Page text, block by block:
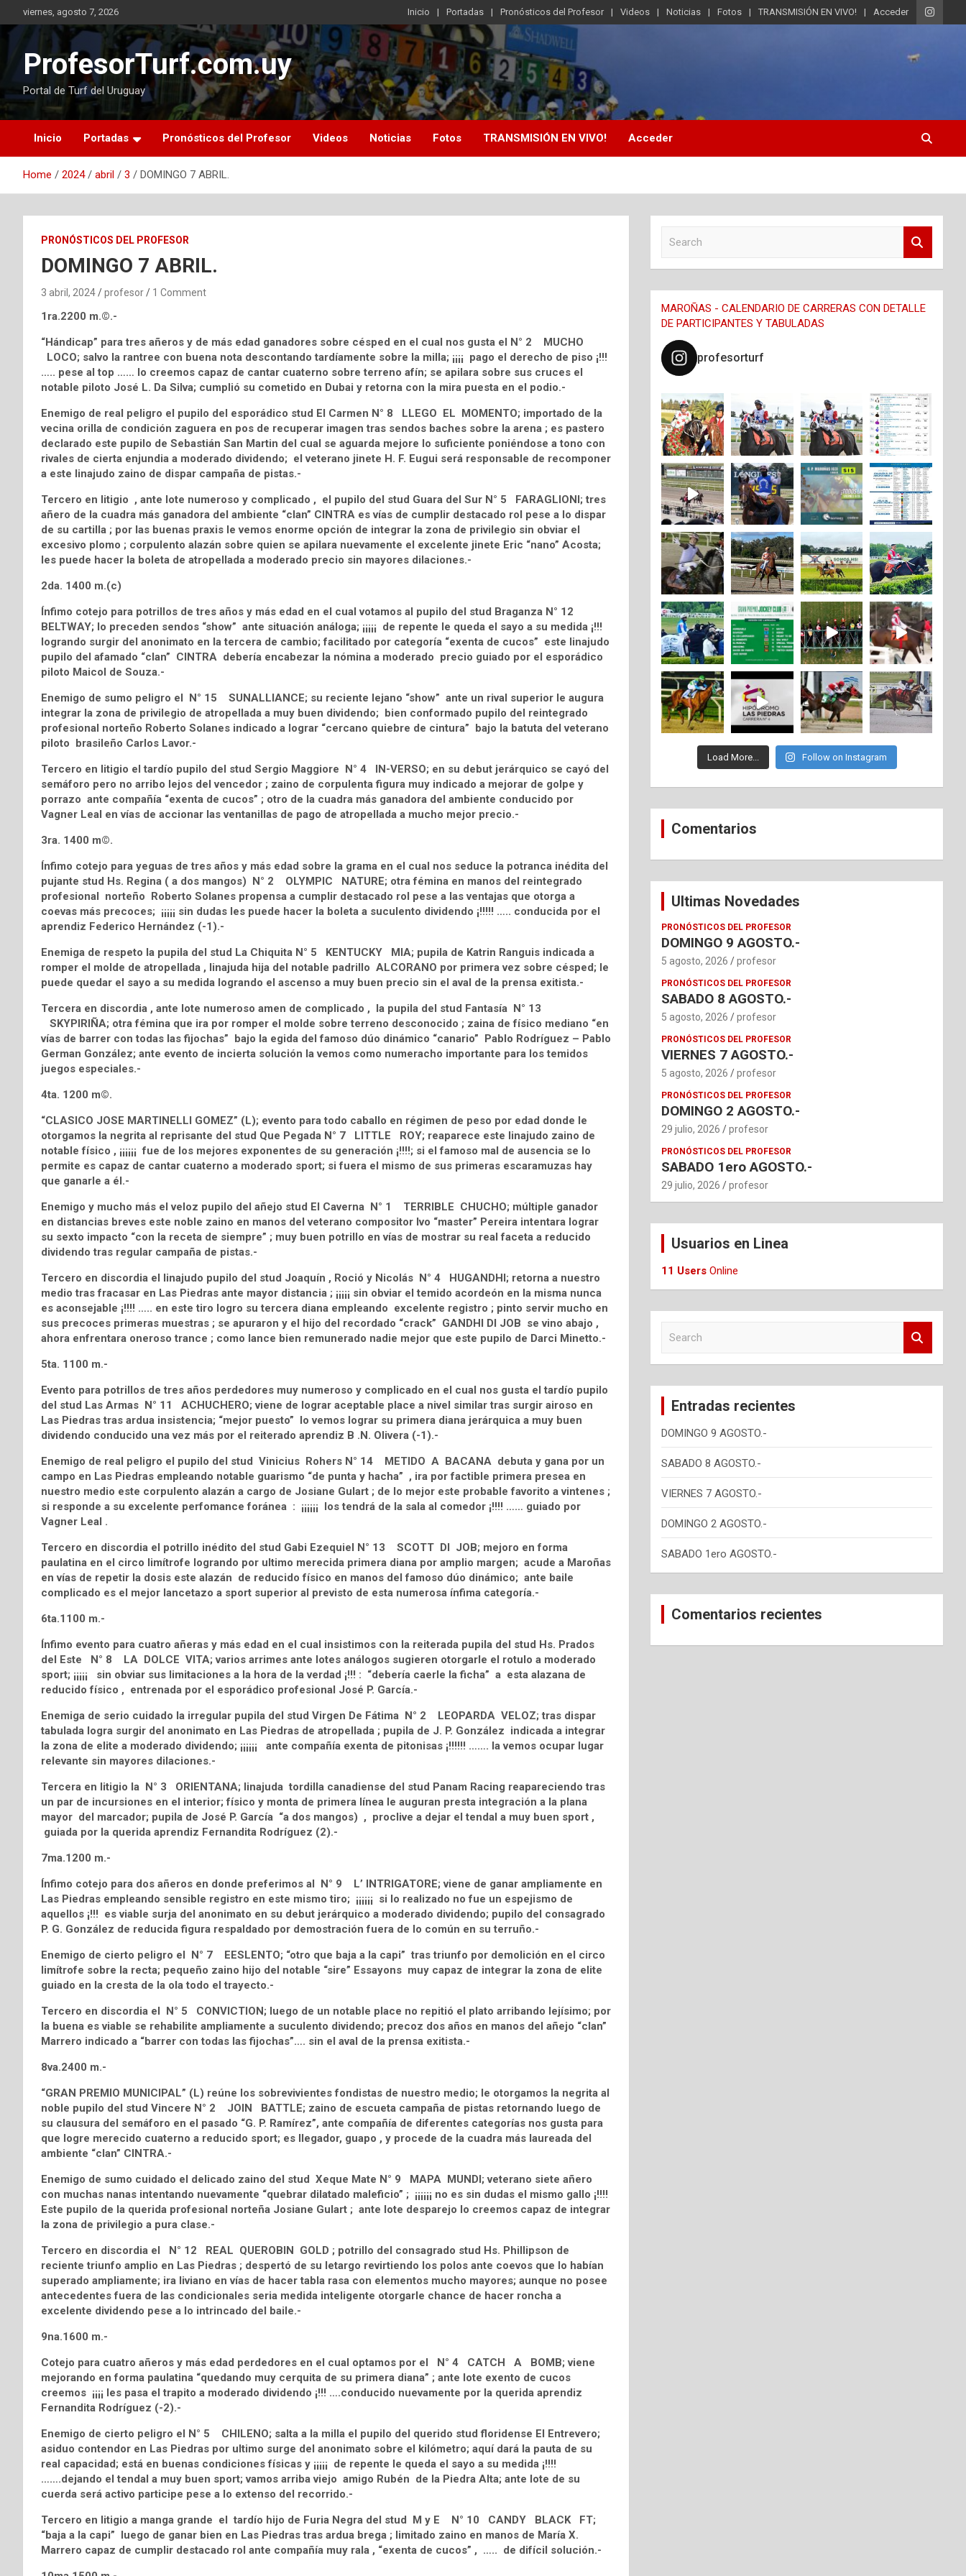
to
content
viernes, agosto 7, 2026 Inicio Portadas Pronósticos del Profesor Videos Noticias Fotos TRANSMISIÓN EN VIVO! Acceder
ProfesorTurf.com.uy
Portal de Turf del Uruguay
Inicio Portadas Pronósticos del Profesor Videos Noticias Fotos TRANSMISIÓN EN VIVO! Acceder
Home 2024 abril 3 DOMINGO 7 ABRIL.
PRONÓSTICOS DEL PROFESOR
DOMINGO 7 ABRIL.
3 abril, 2024 profesor 1 Comment
1ra.2200 m.©.-
“Hándicap” para tres añeros y de más edad ganadores sobre césped en el cual nos gusta el N° 2 MUCHO
LOCO; salvo la rantree con buena nota descontando tardíamente sobre la milla; ¡¡¡¡ pago el derecho de piso ¡!!!
….. pese al top …… lo creemos capaz de cantar cuaterno sobre terreno afín; se apilara sobre sus cruces el
notable piloto José L. Da Silva; cumplió su cometido en Dubai y retorna con la mira puesta en el podio.-
Enemigo de real peligro el pupilo del esporádico stud El Carmen N° 8 LLEGO EL MOMENTO; importado de la
vecina orilla de condición zaguera en pos de recuperar imagen tras sendos baches sobre la arena ; es pastero
declarado este pupilo de Sebastián San Martin del cual se aguarda mejore lo suficiente poniéndose a tono con
rivales de cierta enjundia a moderado dividendo; el veterano jinete H. F. Eugui será responsable de recomponer
a este linajudo zaino de dispar campaña de pistas.-
Tercero en litigio , ante lote numeroso y complicado , el pupilo del stud Guara del Sur N° 5 FARAGLIONI; tres
añero de la cuadra más ganadora del ambiente “clan” CINTRA es vías de cumplir destacado rol pese a lo dispar
de su cartilla ; por las buenas praxis le vemos enorme opción de integrar la zona de privilegio sin obviar el
excesivo plomo ; corpulento alazán sobre quien se apilara nuevamente el excelente jinete Eric “nano” Acosta;
les puede hacer la boleta de atropellada a moderado precio sin mayores dilaciones.-
2da. 1400 m.(c)
Ínfimo cotejo para potrillos de tres años y más edad en el cual votamos al pupilo del stud Braganza N° 12
BELTWAY; lo preceden sendos “show” ante situación análoga; ¡¡¡¡¡ de repente le queda el sayo a su medida ¡!!!
logrando surgir del anonimato en la tercera de cambio; facilitado por categoría “exenta de cucos” este linajudo
pupilo del afamado “clan” CINTRA debería encabezar la nómina a moderado precio guiado por el esporádico
piloto Maicol de Souza.-
Enemigo de sumo peligro el N° 15 SUNALLIANCE; su reciente lejano “show” ante un rival superior le augura
integrar la zona de privilegio de atropellada a muy buen dividendo; bien conformado pupilo del reintegrado
profesional norteño Roberto Solanes indicado a lograr “cercano quiebre de cintura” bajo la batuta del veterano
piloto brasileño Carlos Lavor.-
Tercero en litigio el tardío pupilo del stud Sergio Maggiore N° 4 IN-VERSO; en su debut jerárquico se cayó del
semáforo pero no arribo lejos del vencedor ; zaino de corpulenta figura muy indicado a mejorar de golpe y
porrazo ante compañía “exenta de cucos” ; otro de la cuadra más ganadora del ambiente conducido por
Vagner Leal en vías de accionar las ventanillas de pago de atropellada a mucho mejor precio.-
3ra. 1400 m©.
Ínfimo cotejo para yeguas de tres años y más edad sobre la grama en el cual nos seduce la potranca inédita del
pujante stud Hs. Regina ( a dos mangos) N° 2 OLYMPIC NATURE; otra fémina en manos del reintegrado
profesional norteño Roberto Solanes propensa a cumplir destacado rol pese a las ventajas que otorga a
coevas más precoces; ¡¡¡¡¡ sin dudas les puede hacer la boleta a suculento dividendo ¡!!!!! ….. conducida por el
aprendiz Federico Hernández (-1).-
Enemiga de respeto la pupila del stud La Chiquita N° 5 KENTUCKY MIA; pupila de Katrin Ranguis indicada a
romper el molde de atropellada , linajuda hija del notable padrillo ALCORANO por primera vez sobre césped; le
puede quedar el sayo a su medida logrando el ascenso a muy buen precio sin el aval de la prensa exitista.-
Tercera en discordia , ante lote numeroso amen de complicado , la pupila del stud Fantasía N° 13
SKYPIRIÑA; otra fémina que ira por romper el molde sobre terreno desconocido ; zaina de físico mediano “en
vías de barrer con todas las fijochas” bajo la egida del famoso dúo dinámico “canario” Pablo Rodríguez – Pablo
German González; ante evento de incierta solución la vemos como numeracho importante para los temidos
juegos especiales.-
4ta. 1200 m©.
“CLASICO JOSE MARTINELLI GOMEZ” (L); evento para todo caballo en régimen de peso por edad donde le
otorgamos la negrita al reprisante del stud Que Pegada N° 7 LITTLE ROY; reaparece este linajudo zaino de
notable físico , ¡¡¡¡¡¡ fue de los mejores exponentes de su generación ¡!!!!; si el famoso mal de ausencia se lo
permite es capaz de cantar cuaterno a moderado sport; si fuera el mismo de sus primeras escaramuzas hay
que ganarle a él.-
Enemigo y mucho más el veloz pupilo del añejo stud El Caverna N° 1 TERRIBLE CHUCHO; múltiple ganador
en distancias breves este noble zaino en manos del veterano compositor Ivo “master” Pereira intentara lograr
su sexto impacto “con la receta de siempre” ; muy buen potrillo en vías de mostrar su real faceta a reducido
dividendo tras regular campaña de pistas.-
Tercero en discordia el linajudo pupilo del stud Joaquín , Roció y Nicolás N° 4 HUGANDHI; retorna a nuestro
medio tras fracasar en Las Piedras ante mayor distancia ; ¡¡¡¡¡ sin obviar el temido acordeón en la misma nunca
es aconsejable ¡!!!! ….. en este tiro logro su tercera diana empleando excelente registro ; pinto servir mucho en
sus precoces primeras muestras ; se apuraron y el hijo del recordado “crack” GANDHI DI JOB se vino abajo ,
ahora enfrentara oneroso trance ; como lance bien remunerado nadie mejor que este pupilo de Darci Minetto.-
5ta. 1100 m.-
Evento para potrillos de tres años perdedores muy numeroso y complicado en el cual nos gusta el tardío pupilo
del stud Las Armas N° 11 ACHUCHERO; viene de lograr aceptable place a nivel similar tras surgir airoso en
Las Piedras tras ardua insistencia; “mejor puesto” lo vemos lograr su primera diana jerárquica a muy buen
dividendo conducido una vez más por el reiterado aprendiz B .N. Olivera (-1).-
Enemigo de real peligro el pupilo del stud Vinicius Rohers N° 14 METIDO A BACANA debuta y gana por un
campo en Las Piedras empleando notable guarismo “de punta y hacha” , ira por factible primera presea en
nuestro medio este corpulento alazán a cargo de Josiane Gulart ; de lo mejor este probable favorito a vintenes ;
si responde a su excelente perfomance foránea : ¡¡¡¡¡¡ los tendrá de la sala al comedor ¡!!!! …… guiado por
Vagner Leal .
Tercero en discordia el potrillo inédito del stud Gabi Ezequiel N° 13 SCOTT DI JOB; mejoro en forma
paulatina en el circo limítrofe logrando por ultimo merecida primera diana por amplio margen; acude a Maroñas
en vías de repetir la dosis este alazán de reducido físico en manos del famoso dúo dinámico; ante baile
complicado es el mejor lancetazo a sport superior al previsto de esta numerosa ínfima categoría.-
6ta.1100 m.-
Ínfimo evento para cuatro añeras y más edad en el cual insistimos con la reiterada pupila del stud Hs. Prados
del Este N° 8 LA DOLCE VITA; varios arrimes ante lotes análogos sugieren otorgarle el rotulo a moderado
sport; ¡¡¡¡¡ sin obviar sus limitaciones a la hora de la verdad ¡!!! : “debería caerle la ficha” a esta alazana de
reducido físico , entrenada por el esporádico profesional José P. García.-
Enemiga de serio cuidado la irregular pupila del stud Virgen De Fátima N° 2 LEOPARDA VELOZ; tras dispar
tabulada logra surgir del anonimato en Las Piedras de atropellada ; pupila de J. P. González indicada a integrar
la zona de elite a moderado dividendo; ¡¡¡¡¡¡ ante compañía exenta de pitonisas ¡!!!!!! ……. la vemos ocupar lugar
relevante sin mayores dilaciones.-
Tercera en litigio la N° 3 ORIENTANA; linajuda tordilla canadiense del stud Panam Racing reapareciendo tras
un par de incursiones en el interior; físico y monta de primera línea le auguran presta integración a la plana
mayor del marcador; pupila de José P. García “a dos mangos) , proclive a dejar el tendal a muy buen sport ,
guiada por la querida aprendiz Fernandita Rodríguez (2).-
7ma.1200 m.-
Ínfimo cotejo para dos añeros en donde preferimos al N° 9 L’ INTRIGATORE; viene de ganar ampliamente en
Las Piedras empleando sensible registro en este mismo tiro; ¡¡¡¡¡¡ si lo realizado no fue un espejismo de
aquellos ¡!!! es viable surja del anonimato en su debut jerárquico a moderado dividendo; pupilo del consagrado
P. G. González de reducida figura respaldado por demostración fuera de lo común en su terruño.-
Enemigo de cierto peligro el N° 7 EESLENTO; “otro que baja a la capi” tras triunfo por demolición en el circo
limítrofe sobre la recta; pequeño zaino hijo del notable “sire” Essayons muy capaz de integrar la zona de elite
guiado en la cresta de la ola todo el trayecto.-
Tercero en discordia el N° 5 CONVICTION; luego de un notable place no repitió el plato arribando lejísimo; por
la buena es viable se rehabilite ampliamente a suculento dividendo; precoz dos años en manos del añejo “clan”
Marrero indicado a “barrer con todas las fijochas”…. sin el aval de la prensa exitista.-
8va.2400 m.-
“GRAN PREMIO MUNICIPAL” (L) reúne los sobrevivientes fondistas de nuestro medio; le otorgamos la negrita al
noble pupilo del stud Vincere N° 2 JOIN BATTLE; zaino de escueta campaña de pistas retornando luego de
su clausura del semáforo en el pasado “G. P. Ramírez”, ante compañía de diferentes categorías nos gusta para
que logre merecido cuaterno a reducido sport; es llegador, guapo , y procede de la cuadra más laureada del
ambiente “clan” CINTRA.-
Enemigo de sumo cuidado el delicado zaino del stud Xeque Mate N° 9 MAPA MUNDI; veterano siete añero
con muchas nanas intentando nuevamente “quebrar dilatado maleficio” ; ¡¡¡¡¡¡ no es sin dudas el mismo gallo ¡!!!!
Este pupilo de la querida profesional norteña Josiane Gulart ; ante lote desparejo lo creemos capaz de integrar
la zona de privilegio a pura clase.-
Tercero en discordia el N° 12 REAL QUEROBIN GOLD ; potrillo del consagrado stud Hs. Phillipson de
reciente triunfo amplio en Las Piedras ; despertó de su letargo revirtiendo los polos ante coevos que lo habían
superado ampliamente; ira liviano en vías de hacer tabla rasa con elementos mucho mayores; aunque no posee
antecedentes fuera de las condicionales seria medida inteligente otorgarle chance de hacer roncha a
excelente dividendo pese a lo intrincado del baile.-
9na.1600 m.-
Cotejo para cuatro añeros y más edad perdedores en el cual optamos por el N° 4 CATCH A BOMB; viene
mejorando en forma paulatina “quedando muy cerquita de su primera diana” ; ante lote exento de cucos
creemos ¡¡¡¡ les pasa el trapito a moderado dividendo ¡!!! ….conducido nuevamente por la querida aprendiz
Fernandita Rodríguez (-2).-
Enemigo de cierto peligro el N° 5 CHILENO; salta a la milla el pupilo del querido stud floridense El Entrevero;
asiduo contendor en Las Piedras por ultimo surge del anonimato sobre el kilómetro; aquí dará la pauta de su
real capacidad; está en buenas condiciones físicas y ¡¡¡¡¡ de repente le queda el sayo a su medida ¡!!!!
…….dejando el tendal a muy buen sport; vamos arriba viejo amigo Rubén de la Piedra Alta; ante lote de su
cuerda será activo participe pese a lo extenso del recorrido.-
Tercero en litigio a manga grande el tardío hijo de Furia Negra del stud M y E N° 10 CANDY BLACK FT;
“baja a la capi” luego de ganar bien en Las Piedras tras ardua brega ; limitado zaino en manos de María X.
Marrero capaz de cumplir destacado rol ante compañía muy rala , “exenta de cucos” , ….. de difícil solución.-
c
h
MAROÑAS - CALENDARIO DE CARRERAS CON DETALLE
DE PARTICIPANTES Y TABULADAS
profesorturf
Load More... Follow on Instagram
Comentarios
Ultimas Novedades
PRONÓSTICOS DEL PROFESOR
DOMINGO 9 AGOSTO.-
5 agosto, 2026 profesor
PRONÓSTICOS DEL PROFESOR
SABADO 8 AGOSTO.-
5 agosto, 2026 profesor
PRONÓSTICOS DEL PROFESOR
VIERNES 7 AGOSTO.-
5 agosto, 2026 profesor
PRONÓSTICOS DEL PROFESOR
DOMINGO 2 AGOSTO.-
29 julio, 2026 profesor
PRONÓSTICOS DEL PROFESOR
SABADO 1ero AGOSTO.-
29 julio, 2026 profesor
Usuarios en Linea
11 Users Online
c
Entradas recientes
DOMINGO 9 AGOSTO.-
SABADO 8 AGOSTO.-
VIERNES 7 AGOSTO.-
DOMINGO 2 AGOSTO.-
SABADO 1ero AGOSTO.-
Comentarios recientes